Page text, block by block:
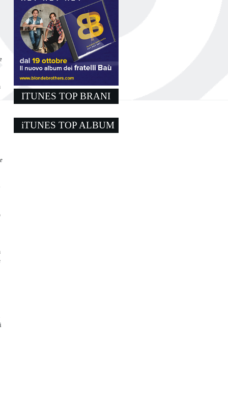
ITUNES TOP BRANI
iTUNES TOP ALBUM